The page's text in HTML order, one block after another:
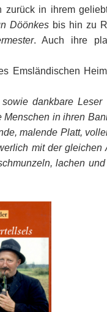
in ihrem
Döönkes bis hin zu
. Auch ihre
Emsländischen
dankbare Leser
Menschen in ihren
malende Platt,
mit der gleichen
lachen